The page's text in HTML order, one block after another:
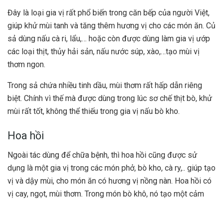
Đây là loại gia vị rất phổ biến trong căn bếp của người Việt,
giúp khử mùi tanh và tăng thêm hương vị cho các món ăn. Củ
sả dùng nấu cà ri, lẩu,… hoặc còn được dùng làm gia vị ướp
các loại thịt, thủy hải sản, nấu nước súp, xào,…tạo mùi vị
thơm ngon.
Trong sả chứa nhiều tinh dầu, mùi thơm rất hấp dẫn riêng
biệt. Chính vì thế mà được dùng trong lúc sơ chế thịt bò, khử
mùi rất tốt, không thể thiếu trong gia vị nấu bò kho.
Hoa hồi
Ngoài tác dùng để chữa bệnh, thì hoa hồi cũng được sử
dụng là một gia vị trong các món phở, bò kho, cà ry,.. giúp tạo
vị và dậy mùi, cho món ăn có hương vị nồng nàn. Hoa hồi có
vị cay, ngọt, mùi thơm. Trong món bò khô, nó tạo một cảm